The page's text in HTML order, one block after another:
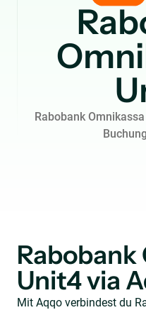
Rabobank
Rabobank
Unit4 via
Mit Aqqo verbindest du